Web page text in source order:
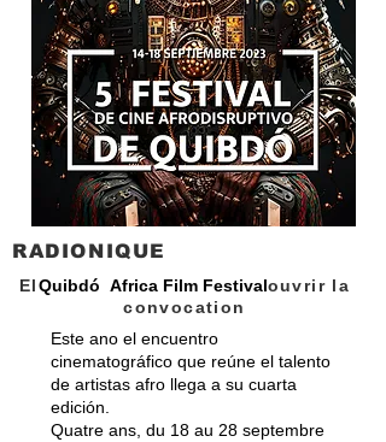
RADIONIQUE
ElQuibdó Africa Film Festivalouvrir la
convocation
Este ano el encuentro
cinematográfico que reúne el talento
de artistas afro llega a su cuarta
edición.
Quatre ans, du 18 au 28 septembre